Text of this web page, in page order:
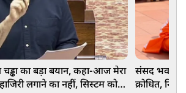
चड्ढा का बड़ा बयान, कहा-आज मेरा
लगाने का नहीं, सिस्टम को
संसद भवन
क्रोधित,